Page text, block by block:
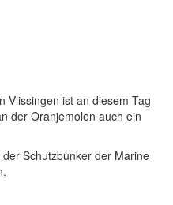
Vlissingen ist an diesem Tag
der Oranjemolen auch ein
Schutzbunker der Marine